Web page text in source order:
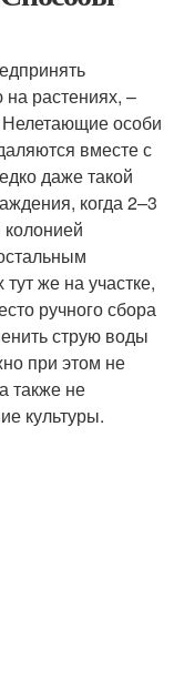
растениях, –
Нелетающие особи
вместе с
даже такой
когда 2–3
же на участке,
ручного сбора
струю воды
при этом не
также не
культуры.